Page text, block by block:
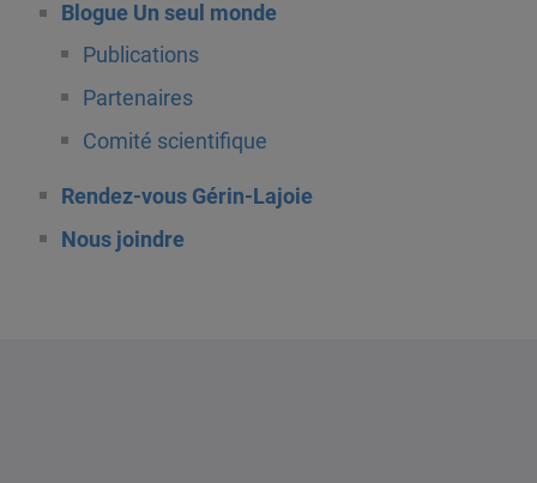
Blogue Un seul monde
Publications
Partenaires
Comité scientifique
Rendez-vous Gérin-Lajoie
Nous joindre